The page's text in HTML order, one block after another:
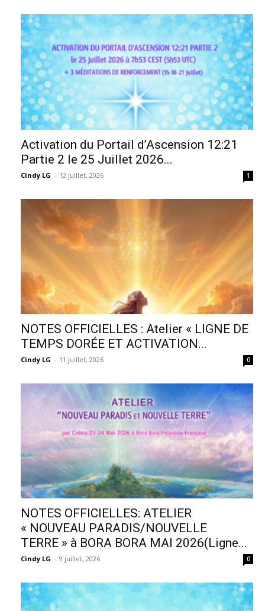
Activation du Portail d’Ascension 12:21
Partie 2 le 25 Juillet 2026...
Cindy LG - 12 juillet, 2026 1
NOTES OFFICIELLES : Atelier « LIGNE DE
TEMPS DORÉE ET ACTIVATION...
Cindy LG - 11 juillet, 2026 0
NOTES OFFICIELLES: ATELIER
« NOUVEAU PARADIS/NOUVELLE
TERRE » à BORA BORA MAI 2026(Ligne...
Cindy LG - 9 juillet, 2026 0